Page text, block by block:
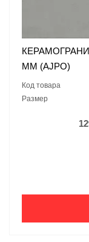
MM (AJPO)
Код товара
Размер